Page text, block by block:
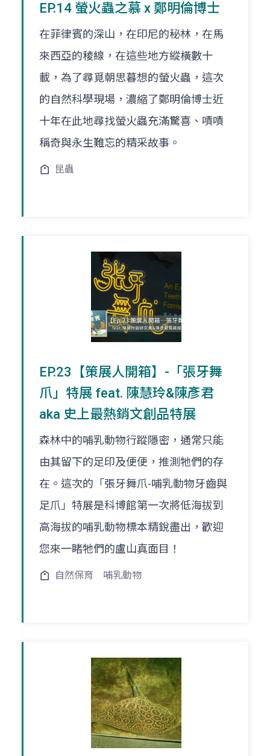
EP.14 螢火蟲之慕 x 鄭明倫博士
在菲律賓的深山，在印尼的秘林，在馬
來西亞的稜線，在這些地方縱橫數十
載，為了尋覓朝思暮想的螢火蟲，這次
的自然科學現場，濃縮了鄭明倫博士近
十年在此地尋找螢火蟲充滿驚喜、嘖嘖
稱奇與永生難忘的精采故事。
昆蟲
EP.23【策展人開箱】-「張牙舞
爪」特展 feat. 陳慧玲&陳彥君
aka 史上最熱銷文創品特展
森林中的哺乳動物行蹤隱密，通常只能
由其留下的足印及便便，推測牠們的存
在。這次的「張牙舞爪-哺乳動物牙齒與
足爪」特展是科博館第一次將低海拔到
高海拔的哺乳動物標本精銳盡出，歡迎
您來一睹牠們的盧山真面目！
自然保育 哺乳動物